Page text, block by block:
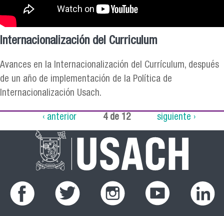
Internacionalización del Curriculum
Avances en la Internacionalización del Currículum, después
de un año de implementación de la Política de
Internacionalización Usach.
‹ anterior 4 de 12 siguiente ›